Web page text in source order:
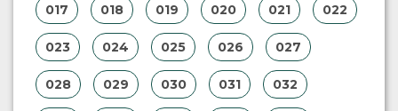
017 018 019 020 021 022
023 024 025 026 027
028 029 030 031 032